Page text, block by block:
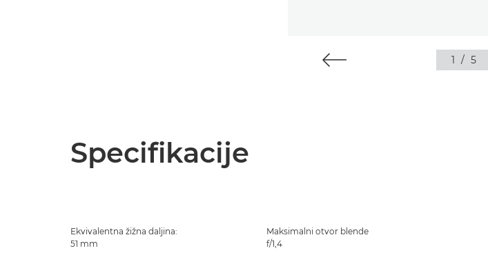
1 / 5
Specifikacije
Ekvivalentna žižna daljina:
51 mm
Maksimalni otvor blende
f/1,4